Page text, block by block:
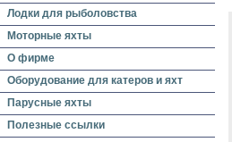
Лодки для рыболовства
Моторные яхты
О фирме
Оборудование для катеров и яхт
Парусные яхты
Полезные ссылки